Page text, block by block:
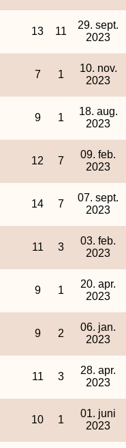
13 11
29. sept.
2023
7 1
10. nov.
2023
9 1
18. aug.
2023
12 7
09. feb.
2023
14 7
07. sept.
2023
11 3
03. feb.
2023
9 1
20. apr.
2023
9 2
06. jan.
2023
11 3
28. apr.
2023
10 1
01. juni
2023